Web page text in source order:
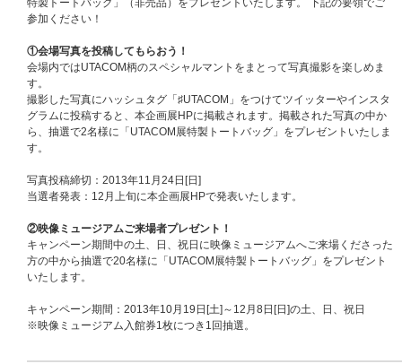
特製トートバッグ」（非売品）をプレゼントいたします。 下記の要領でご
参加ください！
①会場写真を投稿してもらおう！
会場内ではUTACOM柄のスペシャルマントをまとって写真撮影を楽しめま
す。
撮影した写真にハッシュタグ「♯UTACOM」をつけてツイッターやインスタ
グラムに投稿すると、本企画展HPに掲載されます。掲載された写真の中か
ら、抽選で2名様に「UTACOM展特製トートバッグ」をプレゼントいたしま
す。
写真投稿締切：2013年11月24日[日]
当選者発表：12月上旬に本企画展HPで発表いたします。
②映像ミュージアムご来場者プレゼント！
キャンペーン期間中の土、日、祝日に映像ミュージアムへご来場くださった
方の中から抽選で20名様に「UTACOM展特製トートバッグ」をプレゼント
いたします。
キャンペーン期間：2013年10月19日[土]～12月8日[日]の土、日、祝日
※映像ミュージアム入館券1枚につき1回抽選。